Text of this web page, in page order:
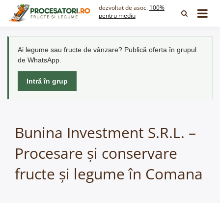
dezvoltat de asoc. 100%
pentru mediu
Ai legume sau fructe de vânzare? Publică oferta în grupul
de WhatsApp.
Intră în grup
Bunina Investment S.R.L. –
Procesare și conservare
fructe și legume în Comana